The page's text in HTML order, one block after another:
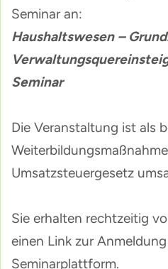
Seminar an:
Haushaltswesen –
Seminar
Die Veranstaltung ist als
Umsatzsteuergesetz
Sie erhalten rechtzeitig
einen Link zur
Seminarplattform.